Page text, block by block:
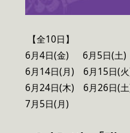
【全10日】
6月4日(金) 6月5日(土
6月14日(月) 6月15日(
6月24日(木) 6月26日(
7月5日(月)